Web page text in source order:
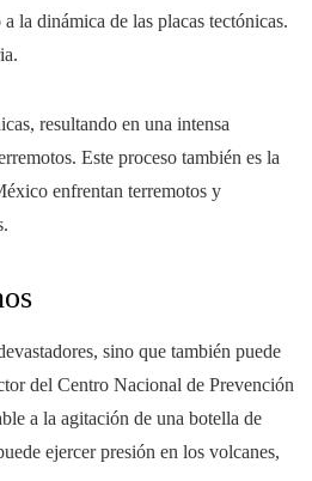
la dinámica de las placas tectónicas.
resultando en una intensa
Este proceso también es la
enfrentan terremotos y
sino que también puede
del Centro Nacional de Prevención
a la agitación de una botella de
ejercer presión en los volcanes,